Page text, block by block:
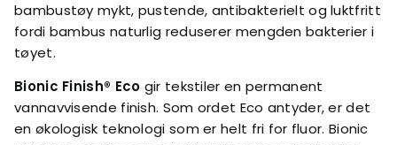
bambustøy mykt, pustende, antibakterielt og luktfritt
fordi bambus naturlig reduserer mengden bakterier i
tøyet.
Bionic Finish® Eco gir tekstiler en permanent
vannavvisende finish. Som ordet Eco antyder, er det
en økologisk teknologi som er helt fri for fluor. Bionic